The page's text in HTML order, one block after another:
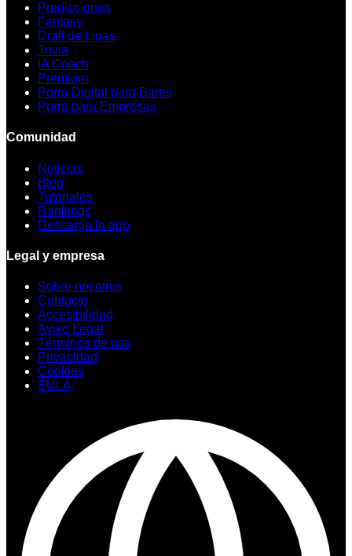
Predicciones
Fantasy
Draft de Ligas
Trivia
IA Coach
Premium
Porra Digital para Bares
Porra para Empresas
Comunidad
Noticias
Blog
Tutoriales
Rankings
Descarga la app
Legal y empresa
Sobre nosotros
Contacto
Accesibilidad
Aviso Legal
Términos de uso
Privacidad
Cookies
EULA